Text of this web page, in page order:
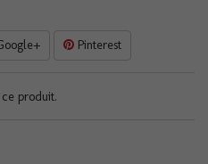
Pinterest
produit.